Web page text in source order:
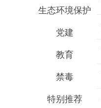
生态环境保护
党建
教育
禁毒
特别推荐